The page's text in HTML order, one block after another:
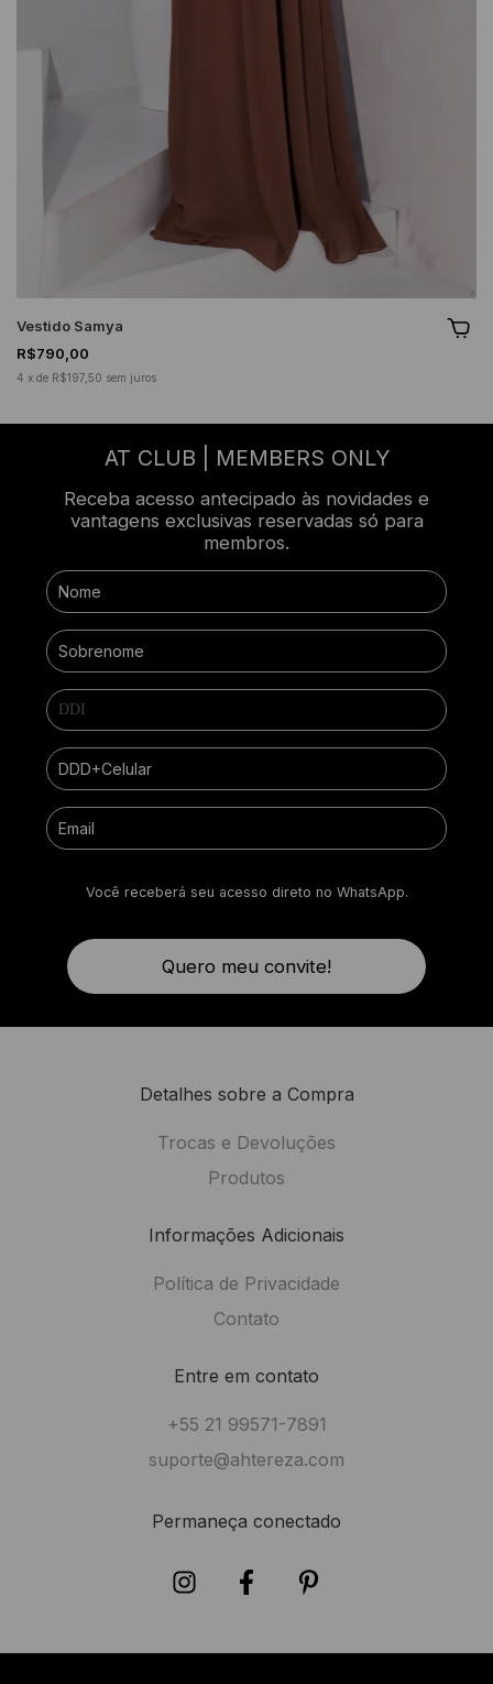
Vestido Samya
R$790,00
4 x de R$197,50 sem juros
AT CLUB | MEMBERS ONLY
Receba acesso antecipado às novidades e
vantagens exclusivas reservadas só para
membros.
Quero meu convite!
Você receberá seu acesso direto no WhatsApp.
Detalhes sobre a Compra
Trocas e Devoluções
Produtos
Informações Adicionais
Política de Privacidade
Contato
Entre em contato
+55 21 99571-7891
suporte@ahtereza.com
Permaneça conectado